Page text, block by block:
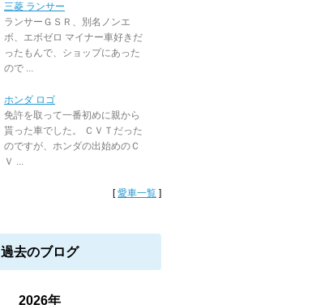
三菱 ランサー
ランサーＧＳＲ、別名ノンエ
ボ、エボゼロ マイナー車好きだ
ったもんで、ショップにあった
ので ...
ホンダ ロゴ
免許を取って一番初めに親から
貰った車でした。 ＣＶＴだった
のですが、ホンダの出始めのＣ
Ｖ ...
[愛車一覧 ]
過去のブログ
2026年